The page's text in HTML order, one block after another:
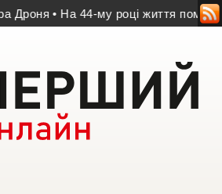
• На 44-му році життя помер учасник